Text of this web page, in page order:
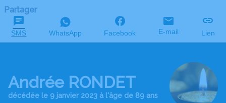
Partager
SMS WhatsApp Facebook E-mail Lien
Andrée RONDET
décédée le 9 janvier 2023 à l'âge de 89 ans